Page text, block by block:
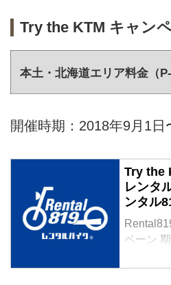
Try the KTM キャン
本土・北海道エリア料金（P-
開催時期：2018年9月1日
Try the
レンタ
ンタル
ペーン
ル頂い
が